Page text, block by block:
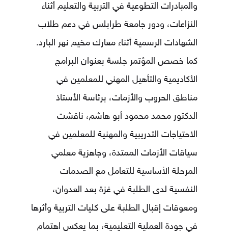
والمبادرات التطوعية في التربية والتعليم أثناء
النزاعات، ودور جامعة طرابلس في دعم طلاب
الشهادات الرسمية أثناء معارك مخيم نهر البارد.
كما خصص المؤتمر جلسة بعنوان البرامج
الأكاديمية والتأهيل المهني للمعلمين في
مناطق الحروب والأزمات، برئاسة الأستاذ
الدكتور محمد محمود أبو هاشم، ناقشت
الاحتياجات التدريبية والمهنية للمعلمين في
سياقات الأزمات الممتدة، وجاهزية معلمي
المرحلة الأساسية للتعامل مع الصدمات
النفسية لدى الطلبة في غزة بعد العدوان،
ومعوقات إقبال الطلبة على كليات التربية وأثرها
في جودة العملية التعليمية، بما يعكس اهتمام